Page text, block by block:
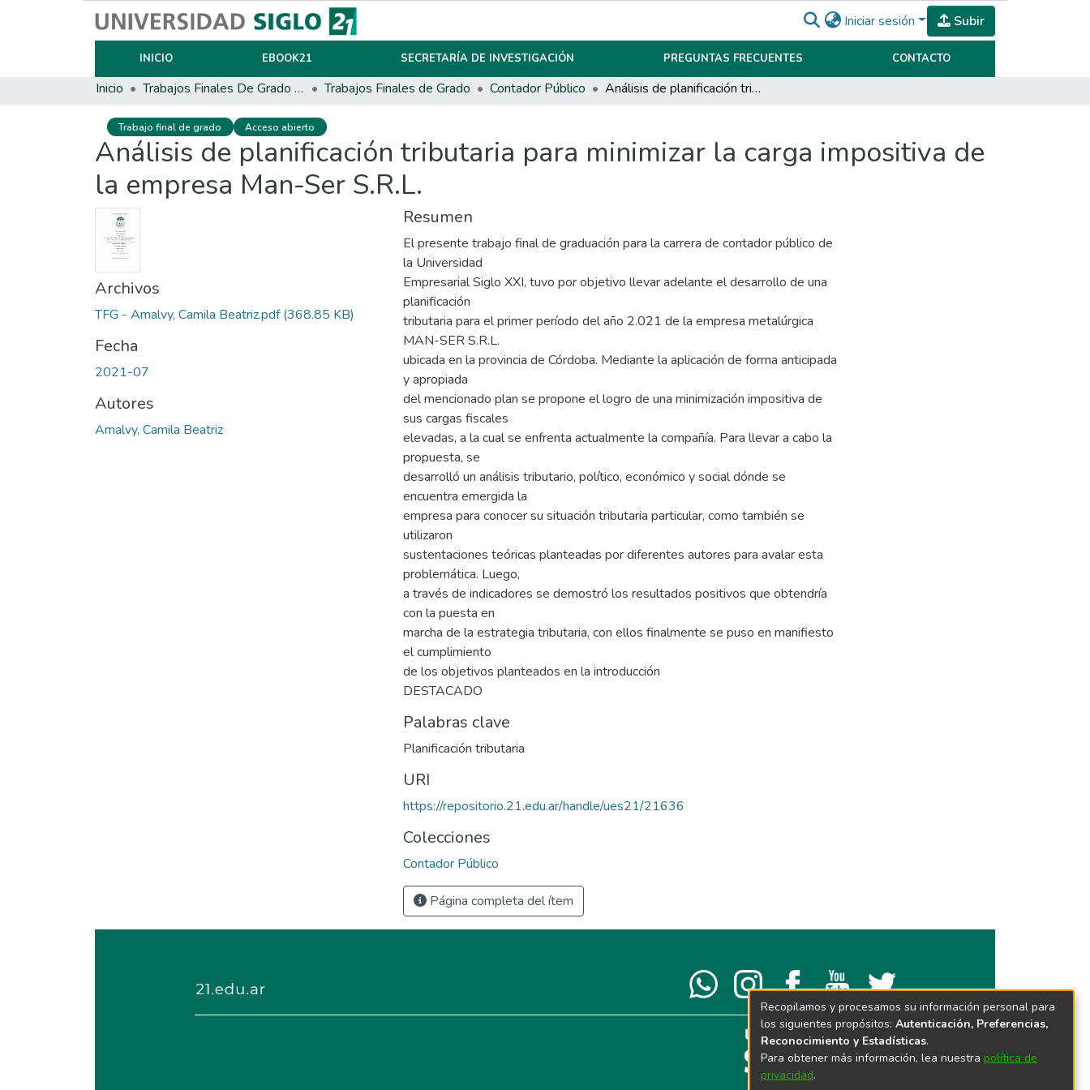
Iniciar sesión Subir
INICIO EBOOK21 SECRETARÍA DE INVESTIGACIÓN PREGUNTAS FRECUENTES CONTACTO
Inicio Trabajos Finales De Grado Y Posgrado Trabajos Finales de Grado Contador Público Análisis de planificación tributaria para minimizar la carga impositiva de la empresa Man-Ser S.R.L.
Trabajo final de grado Acceso abierto
Análisis de planificación tributaria para minimizar la carga impositiva de
la empresa Man-Ser S.R.L.
Archivos
TFG - Amalvy, Camila Beatriz.pdf(368.85 KB)
Fecha
2021-07
Autores
Amalvy, Camila Beatriz
Resumen
El presente trabajo final de graduación para la carrera de contador público de
la Universidad
Empresarial Siglo XXI, tuvo por objetivo llevar adelante el desarrollo de una
planificación
tributaria para el primer período del año 2.021 de la empresa metalúrgica
MAN-SER S.R.L.
ubicada en la provincia de Córdoba. Mediante la aplicación de forma anticipada
y apropiada
del mencionado plan se propone el logro de una minimización impositiva de
sus cargas fiscales
elevadas, a la cual se enfrenta actualmente la compañía. Para llevar a cabo la
propuesta, se
desarrolló un análisis tributario, político, económico y social dónde se
encuentra emergida la
empresa para conocer su situación tributaria particular, como también se
utilizaron
sustentaciones teóricas planteadas por diferentes autores para avalar esta
problemática. Luego,
a través de indicadores se demostró los resultados positivos que obtendría
con la puesta en
marcha de la estrategia tributaria, con ellos finalmente se puso en manifiesto
el cumplimiento
de los objetivos planteados en la introducción
DESTACADO
Palabras clave
Planificación tributaria
URI
https://repositorio.21.edu.ar/handle/ues21/21636
Colecciones
Contador Público
Página completa del ítem
Recopilamos y procesamos su información personal para
los siguientes propósitos: Autenticación, Preferencias,
Reconocimiento y Estadísticas.
Para obtener más información, lea nuestra política de
privacidad.